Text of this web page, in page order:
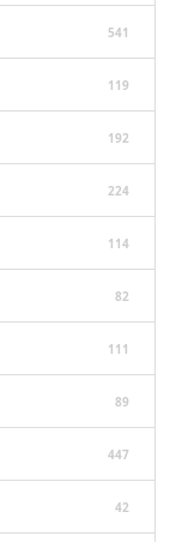
541
119
192
224
114
82
111
89
447
42